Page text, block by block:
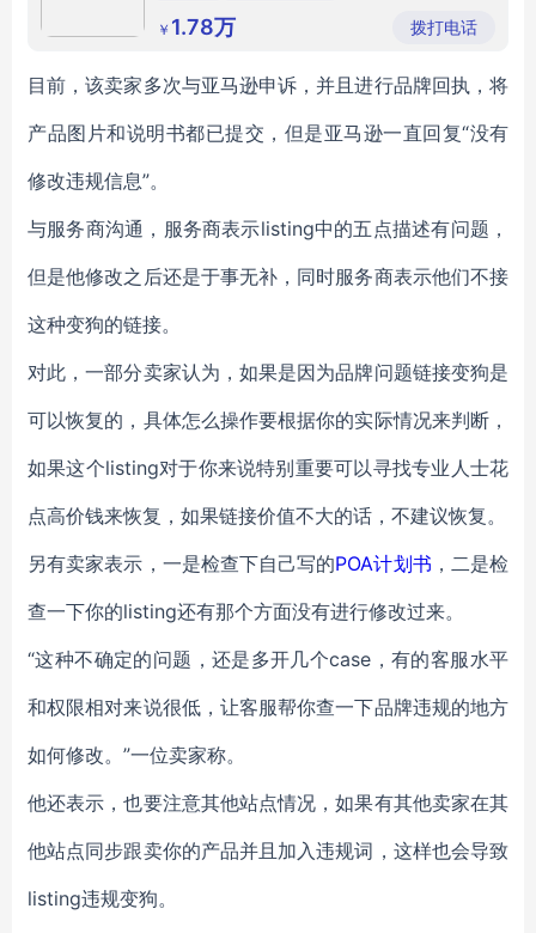
阅卡机配套软件
科技有限
公司
￥ 1.78万 拨打电话
目前，该卖家多次与亚马逊申诉，并且进行品牌回执，将
产品图片和说明书都已提交，但是亚马逊一直回复“没有
修改违规信息”。
与服务商沟通，服务商表示listing中的五点描述有问题，
但是他修改之后还是于事无补，同时服务商表示他们不接
这种变狗的链接。
对此，一部分卖家认为，如果是因为品牌问题链接变狗是
可以恢复的，具体怎么操作要根据你的实际情况来判断，
如果这个listing对于你来说特别重要可以寻找专业人士花
点高价钱来恢复，如果链接价值不大的话，不建议恢复。
另有卖家表示，一是检查下自己写的POA计划书 ，二是检
查一下你的listing还有那个方面没有进行修改过来。
“这种不确定的问题，还是多开几个case，有的客服水平
和权限相对来说很低，让客服帮你查一下品牌违规的地方
如何修改。”一位卖家称。
他还表示，也要注意其他站点情况，如果有其他卖家在其
他站点同步跟卖你的产品并且加入违规词，这样也会导致
listing违规变狗。